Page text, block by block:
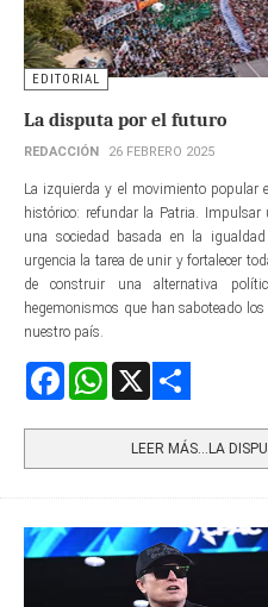
EDITORIAL
La disputa por el futuro
REDACCIÓN 26 FEBRERO 2025
La izquierda y el movimiento popular
histórico: refundar la Patria.
una sociedad basada en la
urgencia la tarea de unir y fortalecer
de construir una alternativa
hegemonismos que han saboteado
nuestro país.
FacebookWhatsApp
LEER MÁS…LA